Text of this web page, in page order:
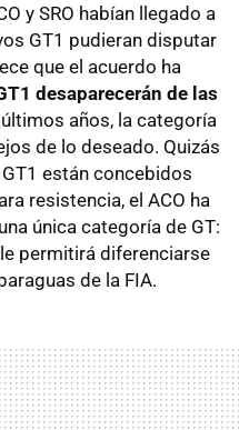
y SRO habían llegado a
GT1 pudieran disputar
que el acuerdo ha
desaparecerán de las
años, la categoría
de lo deseado. Quizás
están concebidos
resistencia, el ACO ha
única categoría de GT:
permitirá diferenciarse
de la FIA.